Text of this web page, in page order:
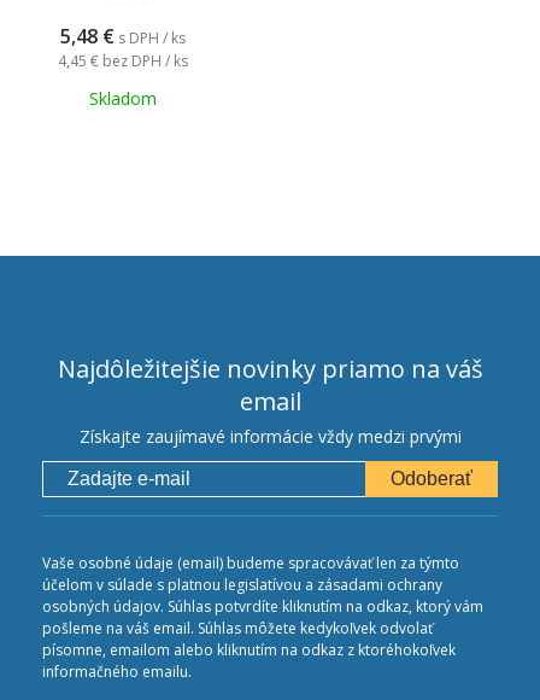
5,48 € s DPH / ks
4,45 € bez DPH / ks
Skladom
Najdôležitejšie novinky priamo na váš
email
Získajte zaujímavé informácie vždy medzi prvými
Odoberať
Vaše osobné údaje (email) budeme spracovávať len za týmto
účelom v súlade s platnou legislatívou a zásadami ochrany
osobných údajov. Súhlas potvrdíte kliknutím na odkaz, ktorý vám
pošleme na váš email. Súhlas môžete kedykoľvek odvolať
písomne, emailom alebo kliknutím na odkaz z ktoréhokoľvek
informačného emailu.